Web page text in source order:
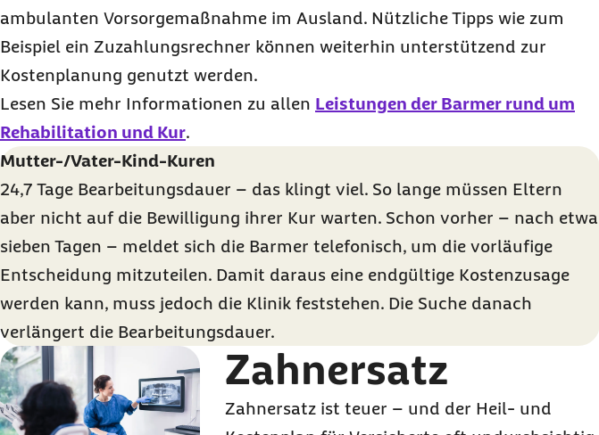
ambulanten Vorsorgemaßnahme im Ausland. Nützliche Tipps wie zum
Beispiel ein Zuzahlungsrechner können weiterhin unterstützend zur
Kostenplanung genutzt werden.
Lesen Sie mehr Informationen zu allen Leistungen der Barmer rund um
Rehabilitation und Kur.
Mutter-/Vater-Kind-Kuren
24,7 Tage Bearbeitungsdauer – das klingt viel. So lange müssen Eltern
aber nicht auf die Bewilligung ihrer Kur warten. Schon vorher – nach etwa
sieben Tagen – meldet sich die Barmer telefonisch, um die vorläufige
Entscheidung mitzuteilen. Damit daraus eine endgültige Kostenzusage
werden kann, muss jedoch die Klinik feststehen. Die Suche danach
verlängert die Bearbeitungsdauer.
Zahnersatz
Zahnersatz ist teuer – und der Heil- und